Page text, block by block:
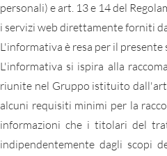
personali) e art. 13 e 14 del
i servizi web direttamente forniti
L'informativa è resa per il
L'informativa si ispira alla
riunite nel Gruppo istituito
alcuni requisiti minimi per la
informazioni che i titolari del
indipendentemente dagli scopi